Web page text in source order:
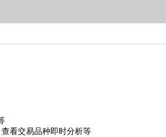
看交易品种即时分析等